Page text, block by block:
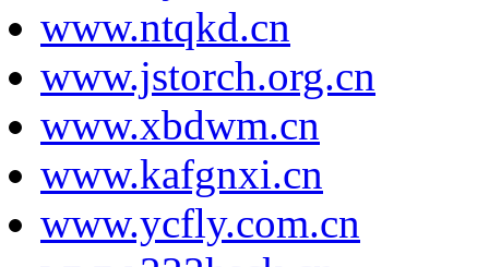
www.ntqkd.cn
www.jstorch.org.cn
www.xbdwm.cn
www.kafgnxi.cn
www.ycfly.com.cn